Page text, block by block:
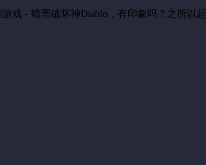
戏 - 暗黑破坏神Diablo，有印象吗？之所以